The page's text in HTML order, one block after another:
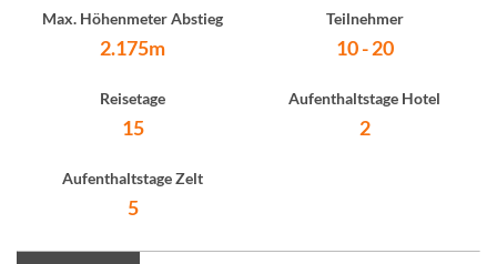
Max. Höhenmeter Abstieg
2.175m
Teilnehmer
10 - 20
Reisetage
15
Aufenthaltstage Hotel
2
Aufenthaltstage Zelt
5